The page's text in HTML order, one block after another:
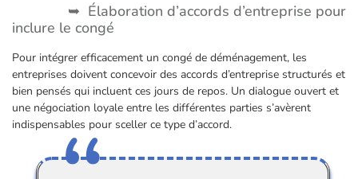
Élaboration d’accords d’entreprise pour
inclure le congé
Pour intégrer efficacement un congé de déménagement, les
entreprises doivent concevoir des accords d’entreprise structurés et
bien pensés qui incluent ces jours de repos. Un dialogue ouvert et
une négociation loyale entre les différentes parties s’avèrent
indispensables pour sceller ce type d’accord.